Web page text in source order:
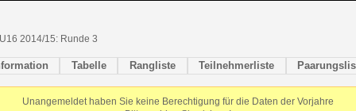
2014/15: Runde 3
Tabelle Rangliste Teilnehmerliste
Unangemeldet haben Sie keine Berechtigung für die Daten der Vorjahre